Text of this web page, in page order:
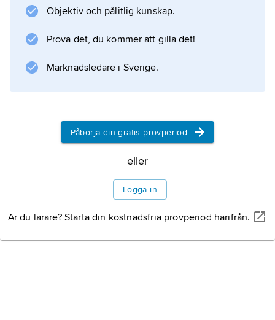
Objektiv och pålitlig kunskap.
Prova det, du kommer att gilla det!
Marknadsledare i Sverige.
Påbörja din gratis provperiod
eller
Logga in
Är du lärare? Starta din kostnadsfria provperiod härifrån.